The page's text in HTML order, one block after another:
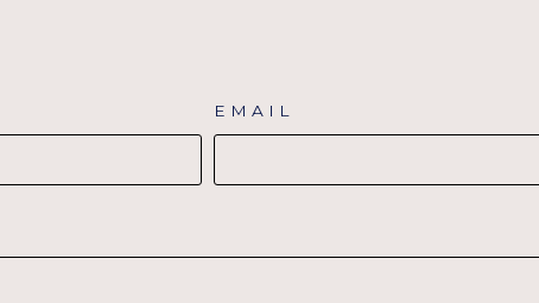
EMAIL